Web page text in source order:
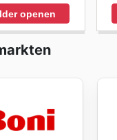
shoppers die
om ervoor te
to explore the best
openen